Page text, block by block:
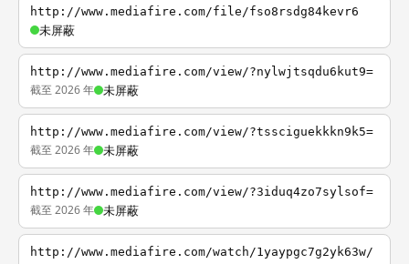
http://www.mediafire.com/file/fso8rsdg84kevr6
未屏蔽
http://www.mediafire.com/view/?nylwjtsqdu6kut9=
截至 2026 年 未屏蔽
http://www.mediafire.com/view/?tssciguekkkn9k5=
截至 2026 年 未屏蔽
http://www.mediafire.com/view/?3iduq4zo7sylsof=
截至 2026 年 未屏蔽
http://www.mediafire.com/watch/1yaypgc7g2yk63w/